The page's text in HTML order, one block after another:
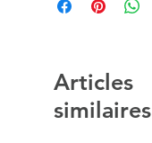
Articles
similaires